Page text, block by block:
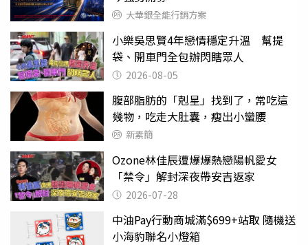
大華銀全能行銷方案
小樂吳思賢4年戀情穩定升溫 幫提
袋、開車門全包辦閃瞎眾人
2026-08-05
腹部脂肪的「剋星」找到了，常吃這
幾物，吃走大肚囊，瘦出小蠻腰
新素簡
Ozone林佳辰遭爆爆熱戀陽帆愛女
「禁令」解封深夜帶安吉返家
2026-07-28
中油Pay行動商城滿$699+站取 隨機送
小海豹聯名小燈箱